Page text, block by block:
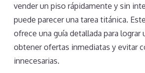
vender un piso rápidamente y sin
puede parecer una tarea titánica.
ofrece una guía detallada para lograr
obtener ofertas inmediatas y evitar
innecesarias.